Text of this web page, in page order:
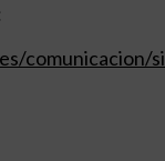
comunicacion/